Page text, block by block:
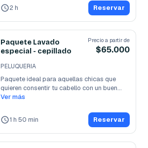
2 h Reservar
Paquete Lavado
especial - cepillado
Precio a partir de
$65.000
PELUQUERIA
Paquete ideal para aquellas chicas que
quieren consentir tu cabello con un buen...
Ver más
1 h 50 min Reservar